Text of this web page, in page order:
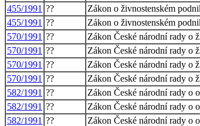
455/1991 ??
Zákon o živnostenském
455/1991 ??
Zákon o živnostenském
570/1991 ??
Zákon České národní rady o
570/1991 ??
Zákon České národní rady o
570/1991 ??
Zákon České národní rady o
570/1991 ??
Zákon České národní rady o
582/1991 ??
Zákon České národní rady o
582/1991 ??
Zákon České národní rady o
582/1991 ??
Zákon České národní rady o